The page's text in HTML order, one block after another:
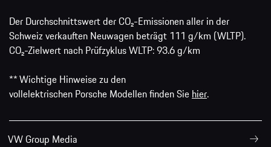
Der Durchschnittswert der CO₂-Emissionen aller in der
Schweiz verkauften Neuwagen beträgt 111 g/km (WLTP).
CO₂-Zielwert nach Prüfzyklus WLTP: 93.6 g/km
** Wichtige Hinweise zu den
vollelektrischen Porsche Modellen finden Sie hier.
VW Group Media